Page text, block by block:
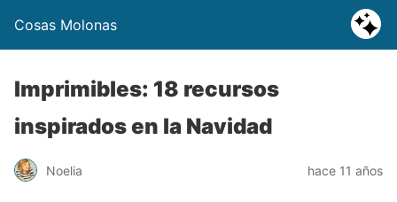
Cosas Molonas
Imprimibles: 18 recursos
inspirados en la Navidad
Noelia hace 11 años